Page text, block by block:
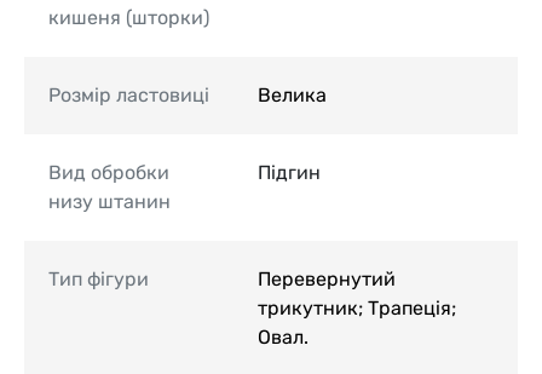
кишеня (шторки)
Розмір ластовиці Велика
Вид обробки
низу штанин
Підгин
Тип фігури
Перевернутий
трикутник; Трапеція;
Овал.